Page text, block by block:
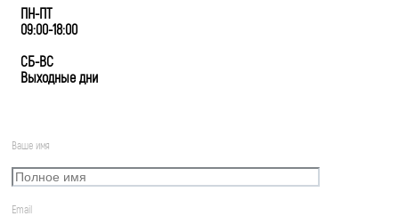
ПН-ПТ
09:00-18:00
СБ-ВС
Выходные дни
Ваше имя
Email